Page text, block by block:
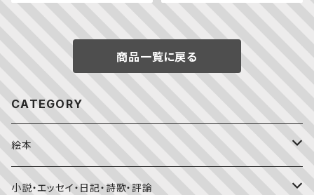
商品一覧に戻る
CATEGORY
絵本
福音館書店月刊誌
小説・エッセイ・日記・詩歌・評論